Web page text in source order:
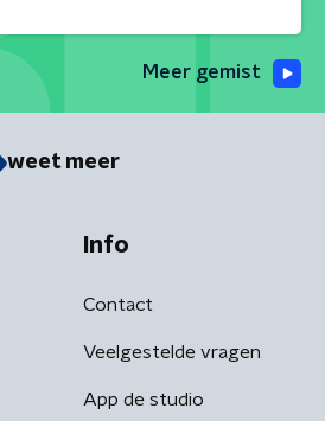
Meer gemist
weet meer
Info
Contact
Veelgestelde vragen
App de studio